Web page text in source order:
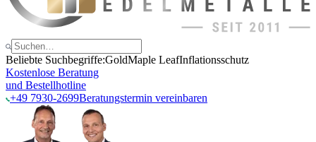
Beliebte Suchbegriffe:GoldMaple LeafInflationsschutz
Kostenlose Beratung
und Bestellhotline
+49 7930-2699Beratungstermin vereinbaren